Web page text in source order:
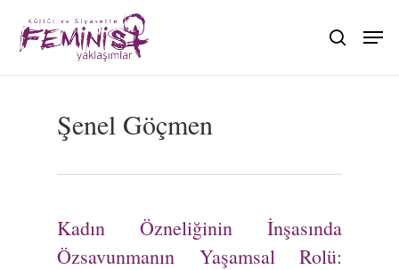
main
search
Şenel Göçmen
Kadın Özneliğinin İnşasında
Özsavunmanın Yaşamsal Rolü: